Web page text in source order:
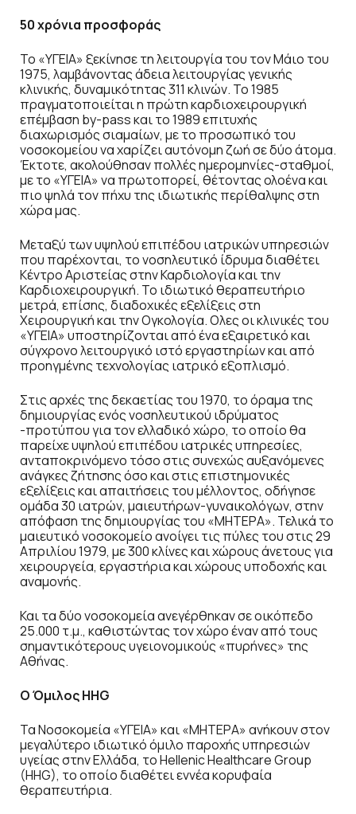
50 χρόνια προσφοράς
Το «ΥΓΕΙΑ» ξεκίνησε τη λειτουργία του τον Μάιο του
1975, λαμβάνοντας άδεια λειτουργίας γενικής
κλινικής, δυναμικότητας 311 κλινών. Το 1985
πραγματοποιείται η πρώτη καρδιοχειρουργική
επέμβαση by-pass και το 1989 επιτυχής
διαχωρισμός σιαμαίων, με το προσωπικό του
νοσοκομείου να χαρίζει αυτόνομη ζωή σε δύο άτομα.
Έκτοτε, ακολούθησαν πολλές ημερομηνίες-σταθμοί,
με το «ΥΓΕΙΑ» να πρωτοπορεί, θέτοντας ολοένα και
πιο ψηλά τον πήχυ της ιδιωτικής περίθαλψης στη
χώρα μας.
Μεταξύ των υψηλού επιπέδου ιατρικών υπηρεσιών
που παρέχονται, το νοσηλευτικό ίδρυμα διαθέτει
Κέντρο Αριστείας στην Καρδιολογία και την
Καρδιοχειρουργική. Το ιδιωτικό θεραπευτήριο
μετρά, επίσης, διαδοχικές εξελίξεις στη
Χειρουργική και την Ογκολογία. Ολες οι κλινικές του
«ΥΓΕΙΑ» υποστηρίζονται από ένα εξαιρετικό και
σύγχρονο λειτουργικό ιστό εργαστηρίων και από
προηγμένης τεχνολογίας ιατρικό εξοπλισμό.
Στις αρχές της δεκαετίας του 1970, το όραμα της
δημιουργίας ενός νοσηλευτικού ιδρύματος
-προτύπου για τον ελλαδικό χώρο, το οποίο θα
παρείχε υψηλού επιπέδου ιατρικές υπηρεσίες,
ανταποκρινόμενο τόσο στις συνεχώς αυξανόμενες
ανάγκες ζήτησης όσο και στις επιστημονικές
εξελίξεις και απαιτήσεις του μέλλοντος, οδήγησε
ομάδα 30 ιατρών, μαιευτήρων-γυναικολόγων, στην
απόφαση της δημιουργίας του «ΜΗΤΕΡΑ». Τελικά το
μαιευτικό νοσοκομείο ανοίγει τις πύλες του στις 29
Απριλίου 1979, με 300 κλίνες και χώρους άνετους για
χειρουργεία, εργαστήρια και χώρους υποδοχής και
αναμονής.
Και τα δύο νοσοκομεία ανεγέρθηκαν σε οικόπεδο
25.000 τ.μ., καθιστώντας τον χώρο έναν από τους
σημαντικότερους υγειονομικούς «πυρήνες» της
Αθήνας.
Ο Όμιλος HHG
Τα Νοσοκομεία «ΥΓΕΙΑ» και «ΜΗΤΕΡΑ» ανήκουν στον
μεγαλύτερο ιδιωτικό όμιλο παροχής υπηρεσιών
υγείας στην Ελλάδα, το Hellenic Healthcare Group
(HHG), το οποίο διαθέτει εννέα κορυφαία
θεραπευτήρια.